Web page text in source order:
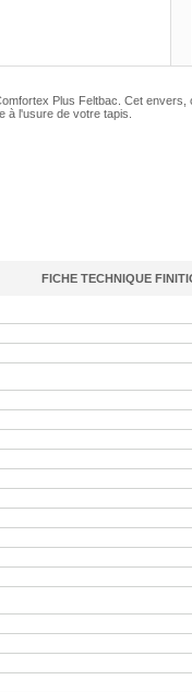
Plus Feltbac. Cet
à l'usure de votre tapis.
FICHE TECHNIQUE